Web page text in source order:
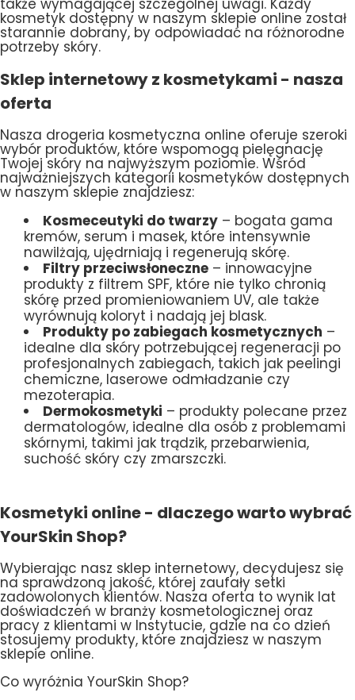
kosmetyk dostępny w naszym sklepie online został
starannie dobrany, by odpowiadać na różnorodne
potrzeby skóry.
Sklep internetowy z kosmetykami - nasza
oferta
Nasza drogeria kosmetyczna online oferuje szeroki
wybór produktów, które wspomogą pielęgnację
Twojej skóry na najwyższym poziomie. Wśród
najważniejszych kategorii kosmetyków dostępnych
w naszym sklepie znajdziesz:
Kosmeceutyki do twarzy – bogata gama
kremów, serum i masek, które intensywnie
nawilżają, ujędrniają i regenerują skórę.
Filtry przeciwsłoneczne – innowacyjne
produkty z filtrem SPF, które nie tylko chronią
skórę przed promieniowaniem UV, ale także
wyrównują koloryt i nadają jej blask.
Produkty po zabiegach kosmetycznych –
idealne dla skóry potrzebującej regeneracji po
profesjonalnych zabiegach, takich jak peelingi
chemiczne, laserowe odmładzanie czy
mezoterapia.
Dermokosmetyki – produkty polecane przez
dermatologów, idealne dla osób z problemami
skórnymi, takimi jak trądzik, przebarwienia,
suchość skóry czy zmarszczki.
Kosmetyki online - dlaczego warto wybrać
YourSkin Shop?
Wybierając nasz sklep internetowy, decydujesz się
na sprawdzoną jakość, której zaufały setki
zadowolonych klientów. Nasza oferta to wynik lat
doświadczeń w branży kosmetologicznej oraz
pracy z klientami w Instytucie, gdzie na co dzień
stosujemy produkty, które znajdziesz w naszym
sklepie online.
Co wyróżnia YourSkin Shop?